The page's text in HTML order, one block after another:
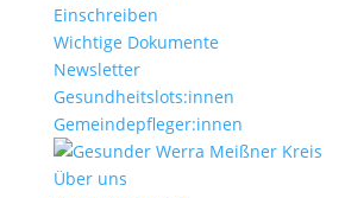
Einschreiben
Wichtige Dokumente
Newsletter
Gesundheitslots:innen
Gemeindepfleger:innen
Über uns